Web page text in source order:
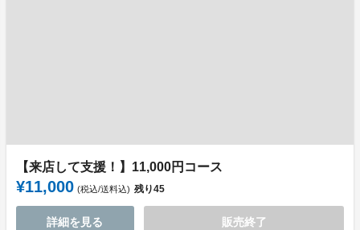
【来店して支援！】11,000円コース
¥11,000 (税込/送料込) 残り45
詳細を見る 販売終了